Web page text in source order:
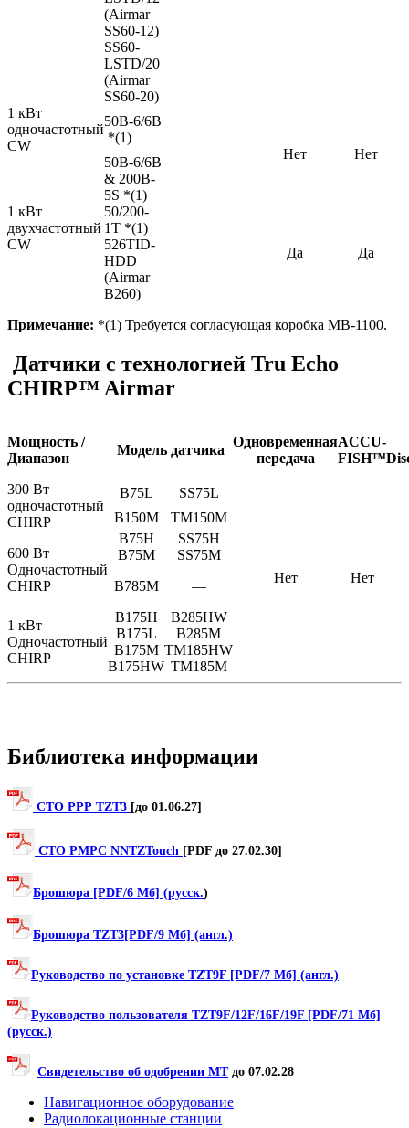
(Airmar
SS60-12)
SS60-
LSTD/20
(Airmar
SS60-20)
1 кВт
одночастотный
CW
50B-6/6B
*(1)
Нет
Нет
1 кВт
двухчастотный
CW
50B-6/6B
& 200B-
5S *(1)
50/200-
1T *(1)
Да
Да
526TID-
HDD
(Airmar
B260)
Примечание: *(1) Требуется согласующая коробка MB-1100.
Датчики с технологией Tru Echo
CHIRP™ Airmar
Мощность /
Диапазон
Модель датчика
Одновременная
передача
ACCU-
FISH™
300 Вт
одночастотный
CHIRP
B75L SS75L
Нет Нет
B150M TM150M
600 Вт
Одночастотный
CHIRP
B75H
SS75H
B75M
SS75M
B785M
—
1 кВт
Одночастотный
CHIRP
B175H
B285HW
B175L
B285M
B175M TM185HW
B175HW TM185M
Библиотека информации
СТО РРР TZT3 [до 01.06.27]
СТО РМРС NNTZTouch [PDF до 27.02.30]
Брошюра [PDF/6 Мб] (русск.)
Брошюра TZT3[PDF/9 Мб] (англ.)
Руководство по установке TZT9F [PDF/7 Мб] (англ.)
Руководство пользователя TZT9F/12F/16F/19F [PDF/71 Мб]
(русск.)
Свидетельство об одобрении МТдо 07.02.28
Навигационное оборудование
Радиолокационные станции